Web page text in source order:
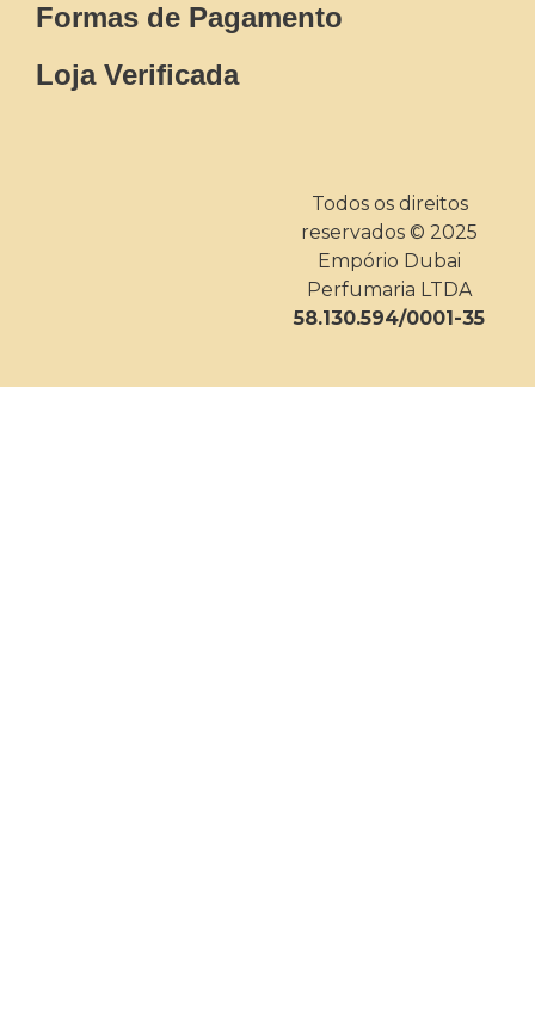
Formas de Pagamento
Loja Verificada
Todos os direitos
reservados © 2025
Empório Dubai
Perfumaria LTDA
58.130.594/0001-35